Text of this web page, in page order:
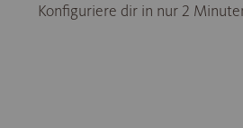
Konfiguriere dir in nur 2